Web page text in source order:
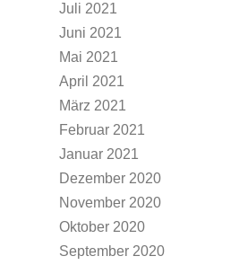
Juli 2021
Juni 2021
Mai 2021
April 2021
März 2021
Februar 2021
Januar 2021
Dezember 2020
November 2020
Oktober 2020
September 2020